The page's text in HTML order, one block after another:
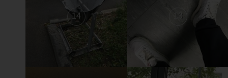
14 13